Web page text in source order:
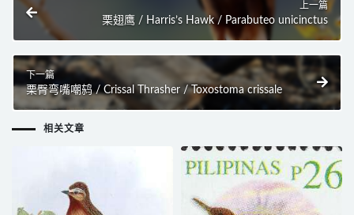
上一篇
栗翅鹰 / Harris’s Hawk / Parabuteo unicinctus
下一篇
栗臀弯嘴嘲鸫 / Crissal Thrasher / Toxostoma crissale
相关文章